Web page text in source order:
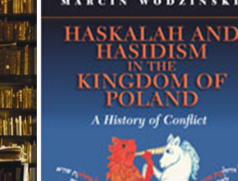
מרסין וודזינסקי
Agnieska Mirowska
Sarah
Cozens